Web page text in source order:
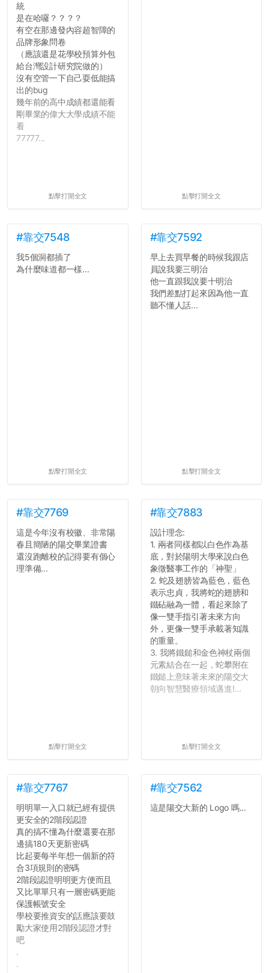
統
是在哈囉？？？？
有空在那邊發內容超智障的
品牌形象問卷
（應該還是花學校預算外包
給台灣設計研究院做的）
沒有空管一下自己耍低能搞
出的bug
幾年前的高中成績都還能看
剛畢業的偉大大學成績不能
看
77777...
點擊打開全文 點擊打開全文
#靠交7548
我5個洞都插了
為什麼味道都一樣...
點擊打開全文
#靠交7592
早上去買早餐的時候我跟店
員說我要三明治
他一直跟我說要十明治
我們差點打起來因為他一直
聽不懂人話...
點擊打開全文
#靠交7769
這是今年沒有校徽、非常陽
春且簡陋的陽交畢業證書
還沒跑離校的記得要有個心
理準備...
點擊打開全文
#靠交7883
設計理念:
1. 兩者同樣都以白色作為基
底，對於陽明大學來說白色
象徵醫事工作的「神聖」
2. 蛇及翅膀皆為藍色，藍色
表示忠貞，我將蛇的翅膀和
鐵砧融為一體，看起來除了
像一雙手指引著未來方向
外，更像一雙手承載著知識
的重量。
3. 我將鐵鎚和金色神杖兩個
元素結合在一起，蛇攀附在
鐵鎚上意味著未來的陽交大
朝向智慧醫療領域邁進!...
點擊打開全文
#靠交7767
明明單一入口就已經有提供
更安全的2階段認證
真的搞不懂為什麼還要在那
邊搞180天更新密碼
比起要每半年想一個新的符
合3項規則的密碼
2階段認證明明更方便而且
又比單單只有一層密碼更能
保護帳號安全
學校要推資安的話應該要鼓
勵大家使用2階段認證才對
吧
.
.
#靠交7562
這是陽交大新的 Logo 嗎...